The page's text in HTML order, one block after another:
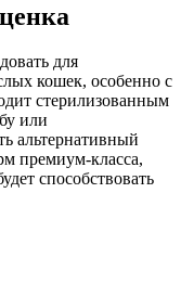
для
кошек, особенно с
стерилизованным
или
альтернативный
премиум-класса,
способствовать